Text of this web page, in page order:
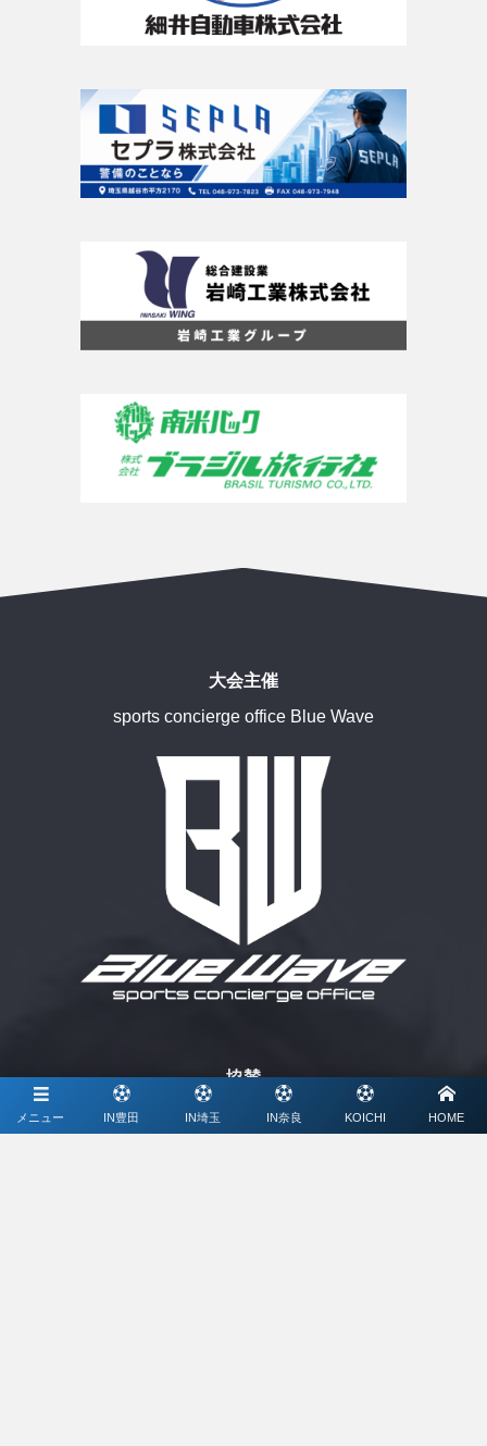
メニュー IN豊田 IN埼玉 IN奈良 KOICHI HOME
大会主催
sports concierge office Blue Wave
協賛